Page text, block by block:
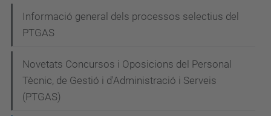
Informació general dels processos selectius del
PTGAS
Novetats Concursos i Oposicions del Personal
Tècnic, de Gestió i d'Administració i Serveis
(PTGAS)